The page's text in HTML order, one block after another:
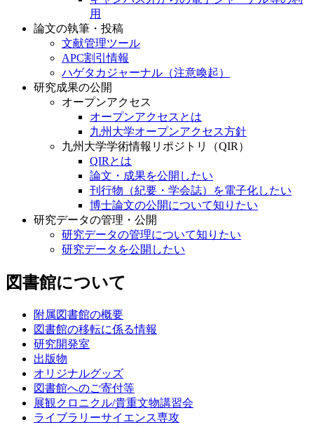
用
論文の執筆・投稿
文献管理ツール
APC割引情報
ハゲタカジャーナル（注意喚起）
研究成果の公開
オープンアクセス
オープンアクセスとは
九州大学オープンアクセス方針
九州大学学術情報リポジトリ（QIR）
QIRとは
論文・成果を公開したい
刊行物（紀要・学会誌）を電子化したい
博士論文の公開について知りたい
研究データの管理・公開
研究データの管理について知りたい
研究データを公開したい
図書館について
附属図書館の概要
図書館の移転に係る情報
研究開発室
出版物
オリジナルグッズ
図書館へのご寄付等
展観クロニクル/貴重文物講習会
ライブラリーサイエンス専攻